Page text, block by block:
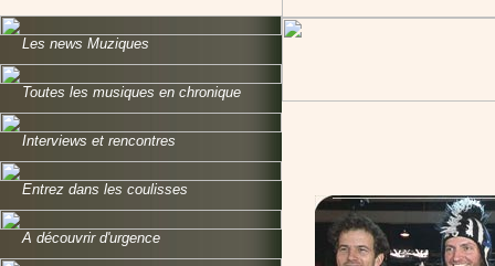
Les news Muziques
Toutes les musiques en chronique
Interviews et rencontres
Entrez dans les coulisses
A découvrir d'urgence